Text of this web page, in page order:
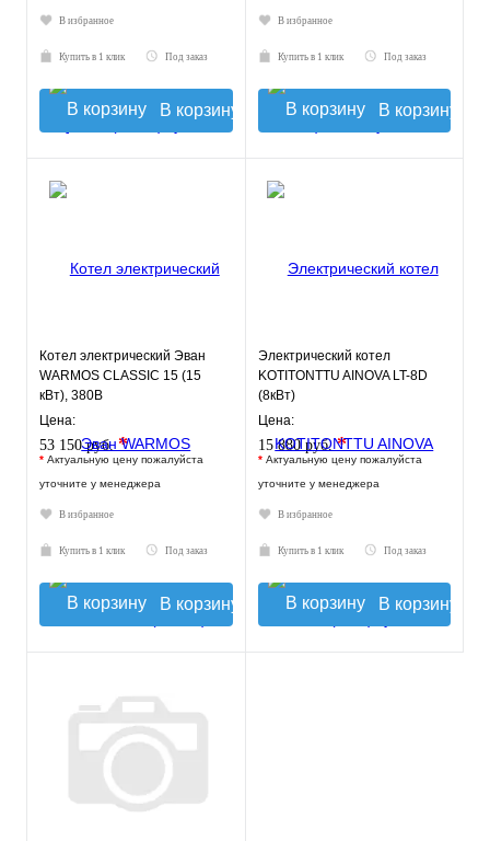
В избранное
Купить в 1 клик Под заказ
В корзину
В избранное
Купить в 1 клик Под заказ
В корзину
Котел электрический Эван
WARMOS CLASSIC 15 (15
кВт), 380В
Цена:
53 150 руб. *
* Актуальную цену пожалуйста
уточните у менеджера
В избранное
Купить в 1 клик Под заказ
В корзину
Электрический котел
KOTITONTTU AINOVA LT-8D
(8кВт)
Цена:
15 880 руб.*
* Актуальную цену пожалуйста
уточните у менеджера
В избранное
Купить в 1 клик Под заказ
В корзину